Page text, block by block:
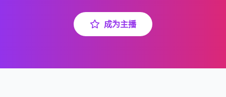
成为主播